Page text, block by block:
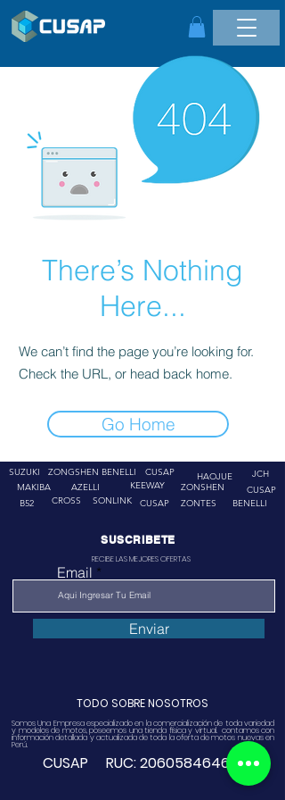
There’s Nothing
Here...
We can’t find the page you’re looking for.
Check the URL, or head back home.
Go Home
SUZUKI
ZONGSHEN
MAKIBA
AZELLI
BENELLI
CUSAP
KEEWAY
B52
CROSS SONLINK CUSAP
HAOJUE
JCH
ZONSHEN
ZONTES
CUSAP
BENELLI
SUSCRIBETE
RECIBE LAS MEJORES OFERTAS
Email
Enviar
TODO SOBRE NOSOTROS
Somos Una Empresa especializado en la comercialización de toda variedad
y modelos de motos, poseemos una tienda física y virtual. contamos con
información detallada y actualizada de toda la oferta de motos nuevas en
Perú.
CUSAP RUC:20605846468